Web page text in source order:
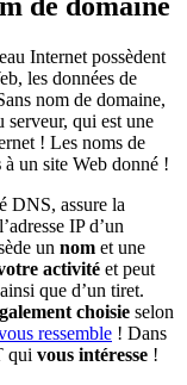
de domaine
Internet possèdent
les données de
nom de domaine,
serveur, qui est une
! Les noms de
à un site Web donné !
DNS, assure la
IP d’un
un nom et une
activité et peut
que d’un tiret.
choisie selon
ressemble ! Dans
qui vous intéresse !